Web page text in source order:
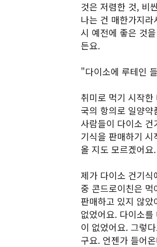
것은 저렴한 것, 비
나는 건 매한가지
시 예전에 좋은 것
든요.
"다이소에 루테인
취미로 먹기 시작
국의 항의로 일양
사람들이 다이소
기식을 판매하기
올 지도 모르겠어요.
제가 다이소 건기
중 콘드로이친은
판매하고 있지 않
없었어요. 다이소
이 없었어요. 그렇
구요. 언젠가 들어